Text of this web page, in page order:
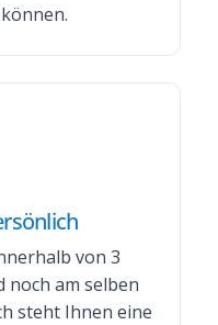
von 3
noch am selben
steht Ihnen eine